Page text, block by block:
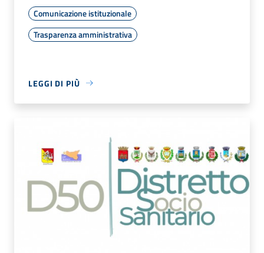
Comunicazione istituzionale
Trasparenza amministrativa
LEGGI DI PIÙ